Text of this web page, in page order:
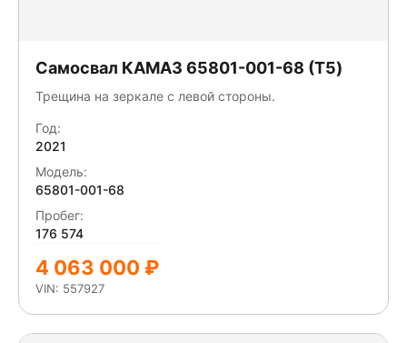
Самосвал КАМАЗ 65801-001-68 (T5)
Трещина на зеркале с левой стороны.
Год:
2021
Модель:
65801-001-68
Пробег:
176 574
4 063 000 ₽
VIN: 557927